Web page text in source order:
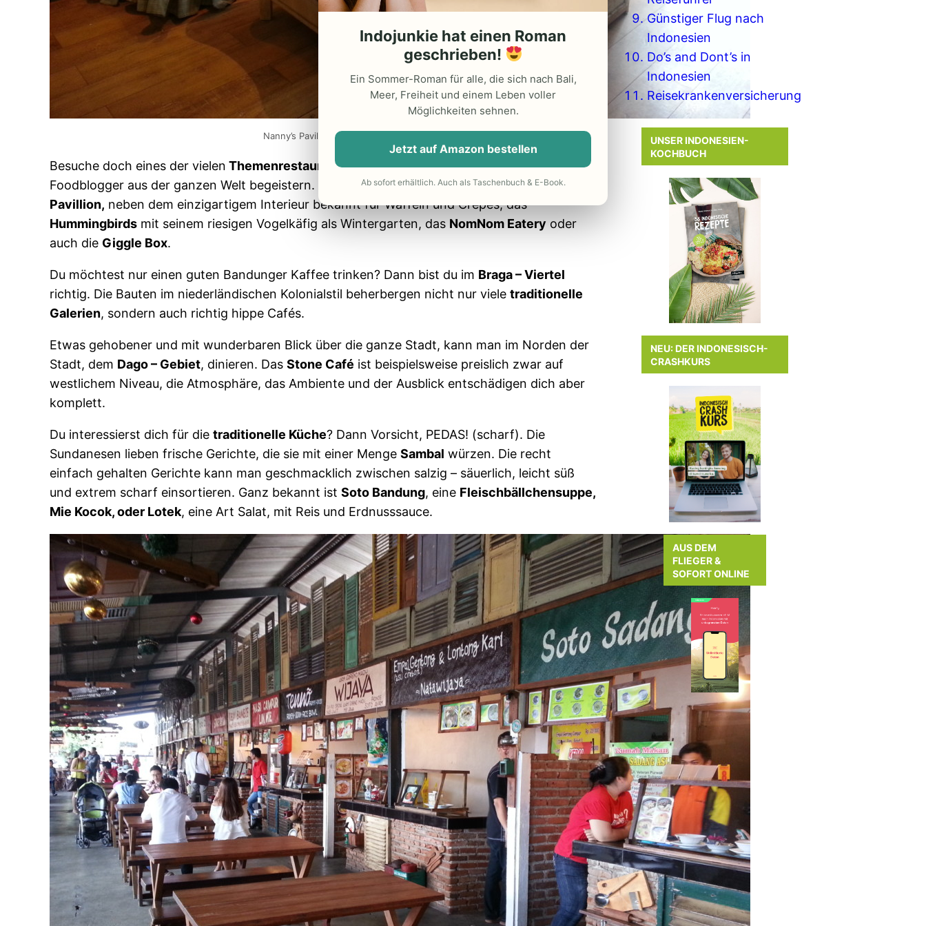
Nanny’s Pavillion in Bandung
Besuche doch eines der vielen Themenrestaurants, die in der ganzen Stadt verteilt sind und
Foodblogger aus der ganzen Welt begeistern. Gute Adressen sind zum BeispielNanny’s
Pavillion, neben dem einzigartigem Interieur bekannt für Waffeln und Crêpes, das
Hummingbirds mit seinem riesigen Vogelkäfig als Wintergarten, das NomNom Eatery oder
auch die Giggle Box.
Du möchtest nur einen guten Bandunger Kaffee trinken? Dann bist du im Braga – Viertel
richtig. Die Bauten im niederländischen Kolonialstil beherbergen nicht nur viele traditionelle
Galerien, sondern auch richtig hippe Cafés.
Etwas gehobener und mit wunderbaren Blick über die ganze Stadt, kann man im Norden der
Stadt, dem Dago – Gebiet, dinieren. Das Stone Café ist beispielsweise preislich zwar auf
westlichem Niveau, die Atmosphäre, das Ambiente und der Ausblick entschädigen dich aber
komplett.
Du interessierst dich für die traditionelle Küche? Dann Vorsicht, PEDAS! (scharf). Die
Sundanesen lieben frische Gerichte, die sie mit einer Menge Sambal würzen. Die recht
einfach gehalten Gerichte kann man geschmacklich zwischen salzig – säuerlich, leicht süß
und extrem scharf einsortieren. Ganz bekannt ist Soto Bandung, eine Fleischbällchensuppe,
Mie Kocok, oder Lotek, eine Art Salat, mit Reis und Erdnusssauce.
Günstiger Flug nach
Indonesien
Do’s and Dont’s in
Indonesien
Reisekrankenversicherung
UNSER INDONESIEN-
KOCHBUCH
NEU: DER INDONESISCH-
CRASHKURS
AUS DEM
FLIEGER &
SOFORT ONLINE
Indojunkie hat einen Roman
geschrieben!
Ein Sommer-Roman für alle, die sich nach Bali,
Meer, Freiheit und einem Leben voller
Möglichkeiten sehnen.
Jetzt auf Amazon bestellen
Ab sofort erhältlich. Auch als Taschenbuch & E-Book.